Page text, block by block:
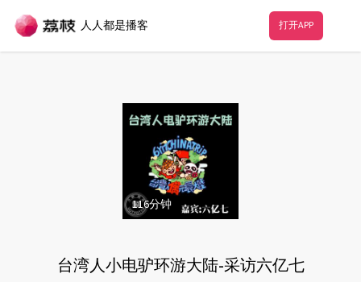
人人都是播客 打开APP
116分钟
台湾人小电驴环游大陆-采访六亿七